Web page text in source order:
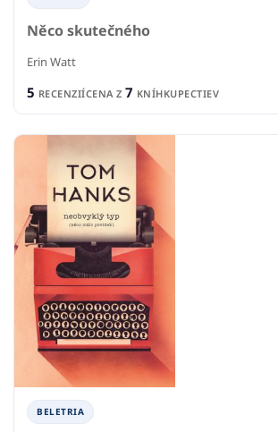
Něco skutečného
Erin Watt
5 RECENZIÍCENA Z 7 KNÍHKUPECTIEV
BELETRIA